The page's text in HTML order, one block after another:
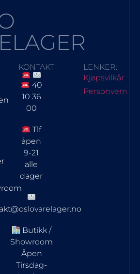
KONTAKT
40
10 36
00
Tlf
åpen
9-21
alle
dager
Butikk /
Showroom
Åpen
Tirsdag-
LENKER:
Kjøpsvilkår
Personvern